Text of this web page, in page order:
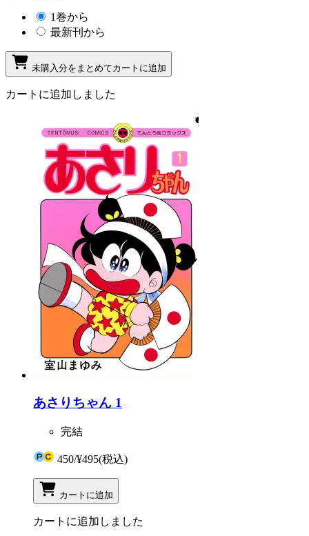
1巻から
最新刊から
未購入分をまとめてカートに追加
カートに追加しました
あさりちゃん 1
完結
450/¥495(税込)
カートに追加
カートに追加しました